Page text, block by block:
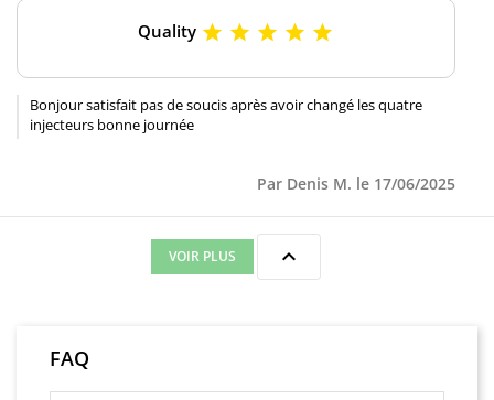
Quality     
Bonjour satisfait pas de soucis après avoir changé les quatre
injecteurs bonne journée
Par Denis M. le 17/06/2025
VOIR PLUS 
FAQ